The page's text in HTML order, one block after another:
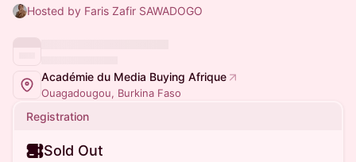
Hosted by Faris Zafir SAWADOGO
Académie du Media Buying Afrique
Ouagadougou, Burkina Faso
Registration
Sold Out